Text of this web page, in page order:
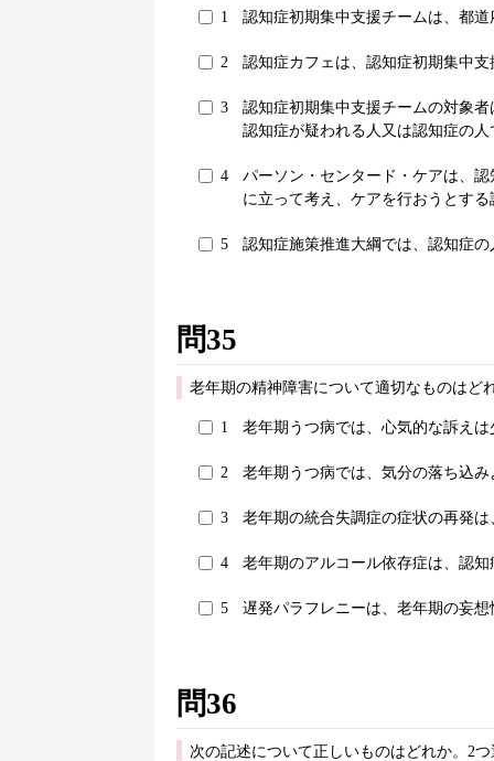
1 認知症初期集中支援チームは、都
2 認知症カフェは、認知症初期集中
3
認知症初期集中支援チームの対象
認知症が疑われる人又は認知症の人
4
パーソン・センタード・ケアは、
に立って考え、ケアを行おうとす
5 認知症施策推進大綱では、認知症
問35
老年期の精神障害について適切なものはど
1 老年期うつ病では、心気的な訴えは
2 老年期うつ病では、気分の落ち込
3 老年期の統合失調症の症状の再発
4 老年期のアルコール依存症は、認
5 遅発パラフレニーは、老年期の妄
問36
次の記述について正しいものはどれか。2